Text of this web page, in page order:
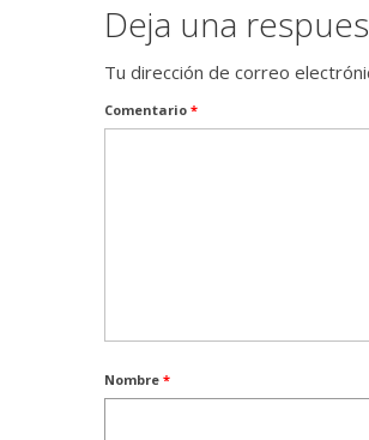
Deja una
Tu dirección de correo
Comentario *
Nombre *